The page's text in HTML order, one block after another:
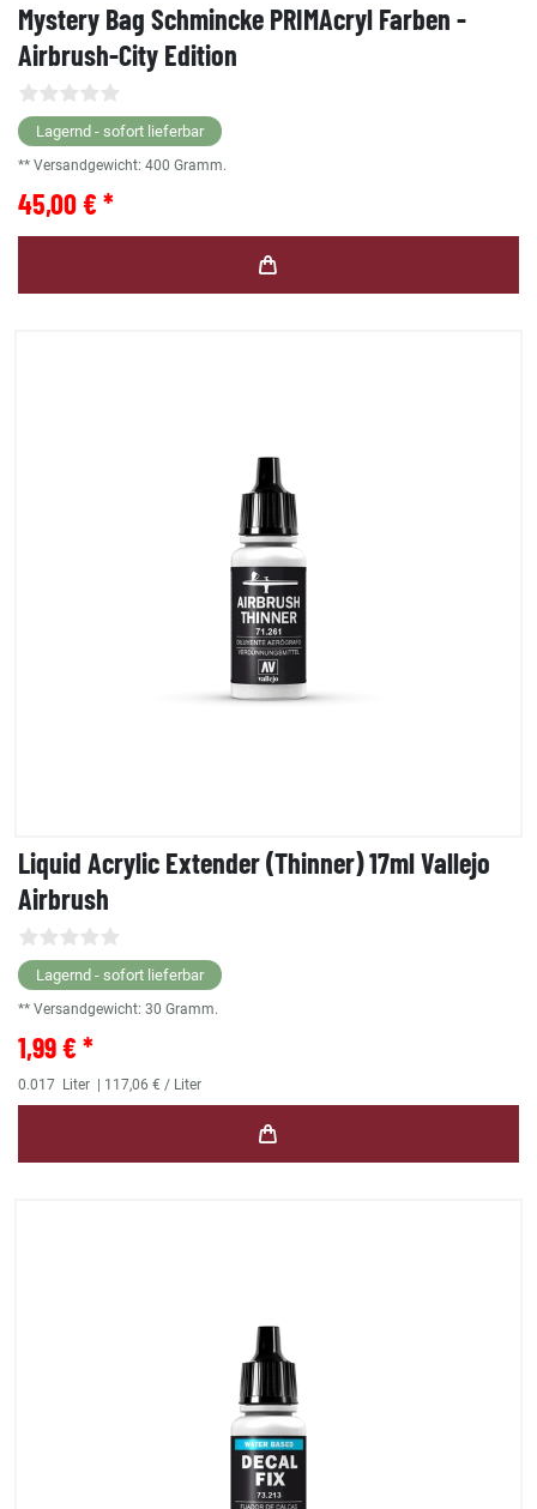
Mystery Bag Schmincke PRIMAcryl Farben -
Airbrush-City Edition
Lagernd - sofort lieferbar
** Versandgewicht: 400 Gramm.
45,00 € *
Liquid Acrylic Extender (Thinner) 17ml Vallejo
Airbrush
Lagernd - sofort lieferbar
** Versandgewicht: 30 Gramm.
1,99 € *
0.017 Liter | 117,06 € / Liter